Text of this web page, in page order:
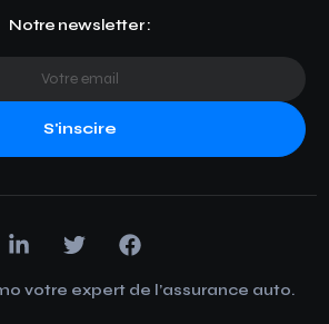
Notre newsletter :
S'inscire
votre expert de l’assurance auto.